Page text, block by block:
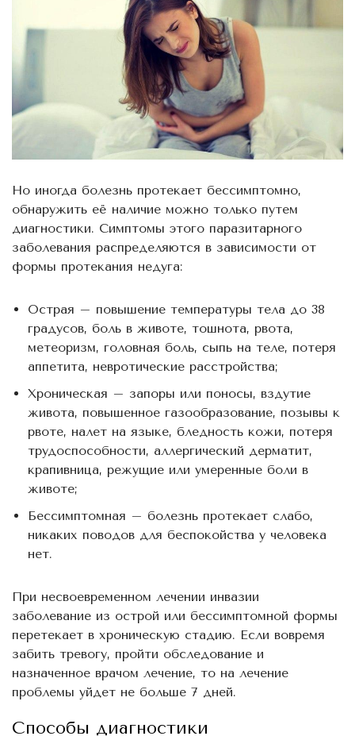
Но иногда болезнь протекает бессимптомно,
обнаружить её наличие можно только путем
диагностики. Симптомы этого паразитарного
заболевания распределяются в зависимости от
формы протекания недуга:
Острая – повышение температуры тела до 38
градусов, боль в животе, тошнота, рвота,
метеоризм, головная боль, сыпь на теле, потеря
аппетита, невротические расстройства;
Хроническая – запоры или поносы, вздутие
живота, повышенное газообразование, позывы к
рвоте, налет на языке, бледность кожи, потеря
трудоспособности, аллергический дерматит,
крапивница, режущие или умеренные боли в
животе;
Бессимптомная – болезнь протекает слабо,
никаких поводов для беспокойства у человека
нет.
При несвоевременном лечении инвазии
заболевание из острой или бессимптомной формы
перетекает в хроническую стадию. Если вовремя
забить тревогу, пройти обследование и
назначенное врачом лечение, то на лечение
проблемы уйдет не больше 7 дней.
Способы диагностики